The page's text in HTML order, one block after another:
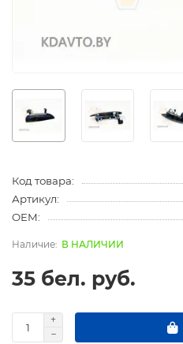
Код товара:
Артикул:
OEM:
В НАЛИЧИИ
35 бел. руб.